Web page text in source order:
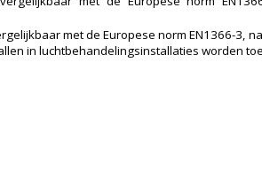
met de Europese norm EN1366-3,
in luchtbehandelingsinstallaties worden